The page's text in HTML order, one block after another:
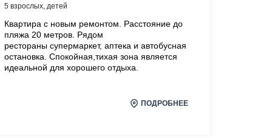
5 взрослых, детей
Квартира с новым ремонтом. Расстояние до
пляжа 20 метров. Рядом
рестораны супермаркет, аптека и автобусная
остановка. Спокойная,тихая зона является
идеальной для хорошего отдыха.
ПОДРОБНЕЕ